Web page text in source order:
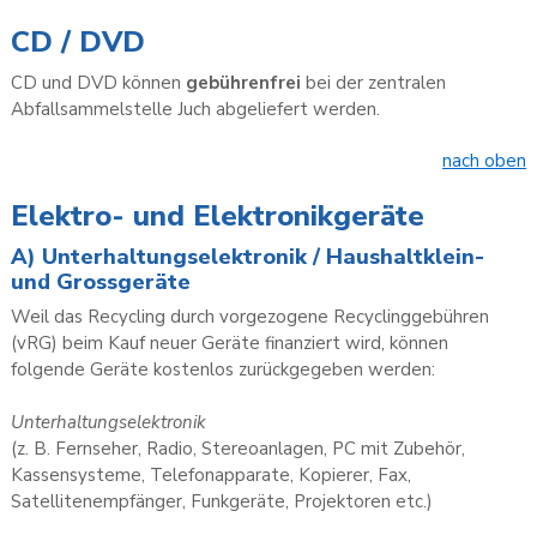
CD / DVD
CD und DVD können gebührenfrei bei der zentralen
Abfallsammelstelle Juch abgeliefert werden.
nach oben
Elektro- und Elektronikgeräte
A) Unterhaltungselektronik / Haushaltklein-
und Grossgeräte
Weil das Recycling durch vorgezogene Recyclinggebühren
(vRG) beim Kauf neuer Geräte finanziert wird, können
folgende Geräte kostenlos zurückgegeben werden:
Unterhaltungselektronik
(z. B. Fernseher, Radio, Stereoanlagen, PC mit Zubehör,
Kassensysteme, Telefonapparate, Kopierer, Fax,
Satellitenempfänger, Funkgeräte, Projektoren etc.)